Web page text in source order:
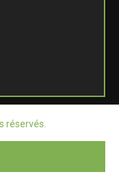
réservés.